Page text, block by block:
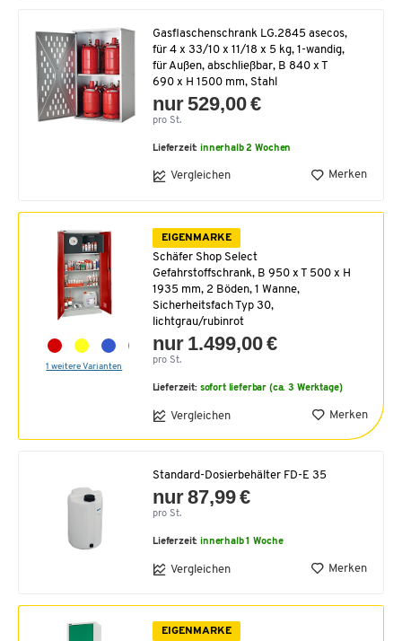
Gasflaschenschrank LG.2845 asecos,
für 4 x 33/10 x 11/18 x 5 kg, 1-wandig,
für Außen, abschließbar, B 840 x T
690 x H 1500 mm, Stahl
nur 529,00 €
pro St.
Lieferzeit:innerhalb 2 Wochen
Vergleichen Merken
1 weitere Varianten
EIGENMARKE
Schäfer Shop Select
Gefahrstoffschrank, B 950 x T 500 x H
1935 mm, 2 Böden, 1 Wanne,
Sicherheitsfach Typ 30,
lichtgrau/rubinrot
nur 1.499,00 €
pro St.
Lieferzeit: sofort lieferbar (ca. 3 Werktage)
Vergleichen Merken
Standard-Dosierbehälter FD-E 35
nur 87,99 €
pro St.
Lieferzeit:innerhalb 1 Woche
Vergleichen Merken
EIGENMARKE